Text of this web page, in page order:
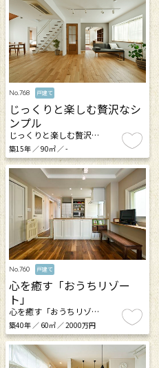
No.768 戸建て
じっくりと楽しむ贅沢なシ
ンプル
じっくりと楽しむ贅沢…
築15年 ／ 90㎡ ／ -
No.760 戸建て
心を癒す「おうちリゾー
ト」
心を癒す「おうちリゾ…
築40年 ／ 60㎡ ／ 2000万円